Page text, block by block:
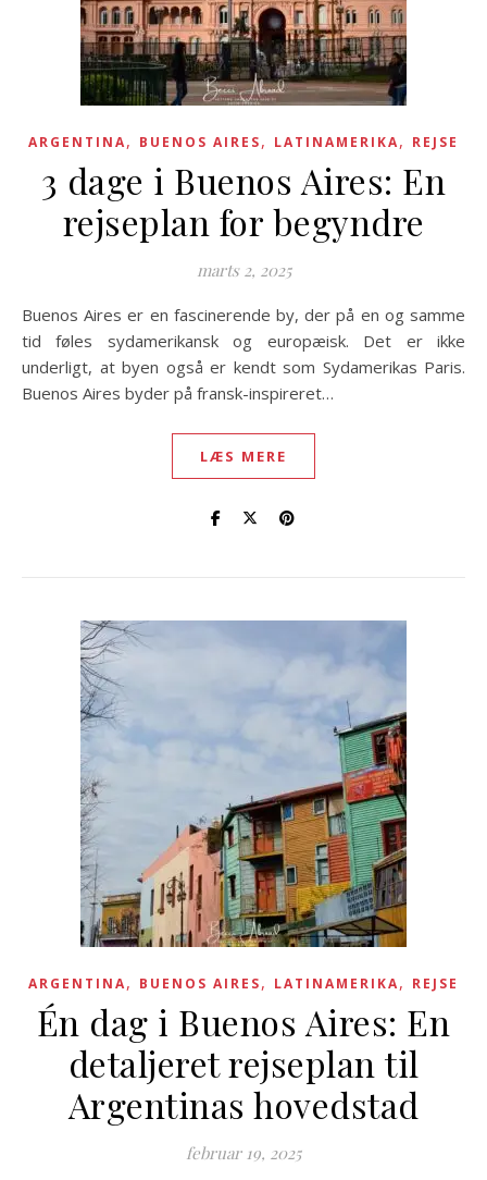
ARGENTINA, BUENOS AIRES, LATINAMERIKA, REJSE
3 dage i Buenos Aires: En
rejseplan for begyndre
marts 2, 2025
Buenos Aires er en fascinerende by, der på en og samme
tid føles sydamerikansk og europæisk. Det er ikke
underligt, at byen også er kendt som Sydamerikas Paris.
Buenos Aires byder på fransk-inspireret…
LÆS MERE
ARGENTINA, BUENOS AIRES, LATINAMERIKA, REJSE
Én dag i Buenos Aires: En
detaljeret rejseplan til
Argentinas hovedstad
februar 19, 2025